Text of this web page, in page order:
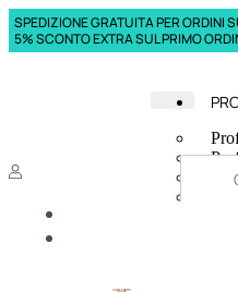
SPEDIZIONE GRATUITA PER ORDINI
5% SCONTO EXTRA SUL PRIMO